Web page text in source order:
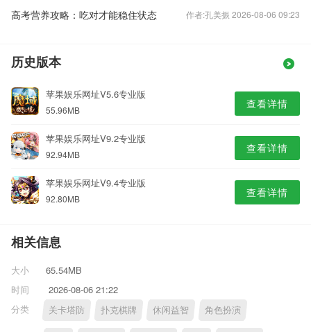
高考营养攻略：吃对才能稳住状态 作者:孔美振 2026-08-06 09:23
历史版本
苹果娱乐网址V5.6专业版
55.96MB 查看详情
苹果娱乐网址V9.2专业版
92.94MB 查看详情
苹果娱乐网址V9.4专业版
92.80MB 查看详情
相关信息
大小
65.54MB
时间
2026-08-06 21:22
分类
关卡塔防 扑克棋牌 休闲益智 角色扮演